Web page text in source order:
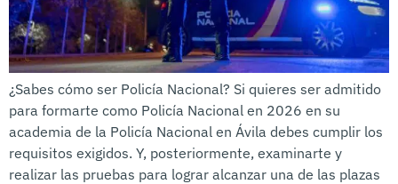
¿Sabes cómo ser Policía Nacional? Si quieres ser admitido
para formarte como Policía Nacional en 2026 en su
academia de la Policía Nacional en Ávila debes cumplir los
requisitos exigidos. Y, posteriormente, examinarte y
realizar las pruebas para lograr alcanzar una de las plazas